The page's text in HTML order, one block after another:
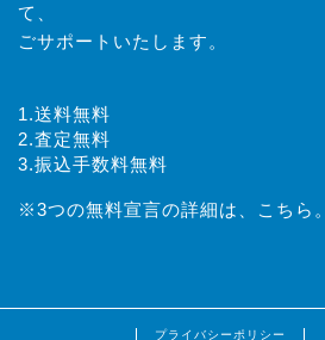
て、
ごサポートいたします。
1.送料無料
2.査定無料
3.振込手数料無料
※3つの無料宣言の詳細は、 こちら。
プライバシーポリシー